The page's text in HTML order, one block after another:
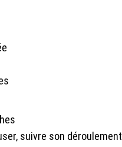
suivre son déroulement